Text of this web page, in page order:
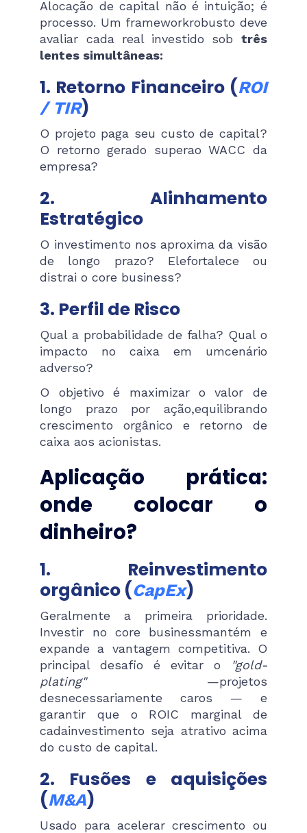
Alocação de capital não é intuição; é
processo. Um frameworkrobusto deve
avaliar cada real investido sob três
lentes simultâneas:
1. Retorno Financeiro (ROI
/ TIR)
O projeto paga seu custo de capital?
O retorno gerado superao WACC da
empresa?
2. Alinhamento
Estratégico
O investimento nos aproxima da visão
de longo prazo? Elefortalece ou
distrai o core business?
3. Perfil de Risco
Qual a probabilidade de falha? Qual o
impacto no caixa em umcenário
adverso?
O objetivo é maximizar o valor de
longo prazo por ação,equilibrando
crescimento orgânico e retorno de
caixa aos acionistas.
Aplicação prática:
onde colocar o
dinheiro?
1. Reinvestimento
orgânico (CapEx)
Geralmente a primeira prioridade.
Investir no core businessmantém e
expande a vantagem competitiva. O
principal desafio é evitar o
"gold-
plating"—projetos
desnecessariamente caros — e
garantir que o ROIC marginal de
cadainvestimento seja atrativo acima
do custo de capital.
2. Fusões e aquisições
(M&A)
Usado para acelerar crescimento ou